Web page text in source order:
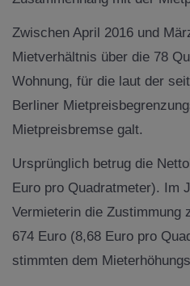
Zwischen April 2016 und
Mietverhältnis über die 78
Wohnung, für die laut der
Berliner
Mietpreisbremse galt.
Ursprünglich betrug die
Euro pro Quadratmeter). Im
Vermieterin die Zustimmung
674 Euro (8,68 Euro pro
stimmten dem